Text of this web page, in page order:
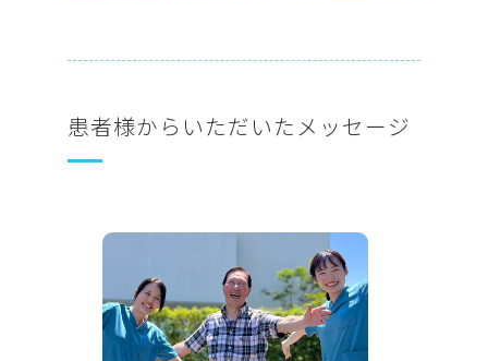
患者様からいただいたメッセージ